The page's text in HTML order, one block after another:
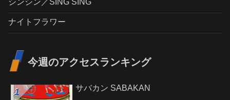
シンシン／SING SING
ナイトフラワー
今週のアクセスランキング
サバカン SABAKAN